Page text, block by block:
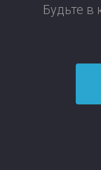
Будьте в